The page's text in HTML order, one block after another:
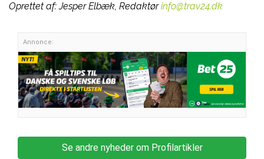
Oprettet af:Jesper Elbæk, Redaktør info@trav24.dk
Annonce:
Se andre nyheder om Profilartikler